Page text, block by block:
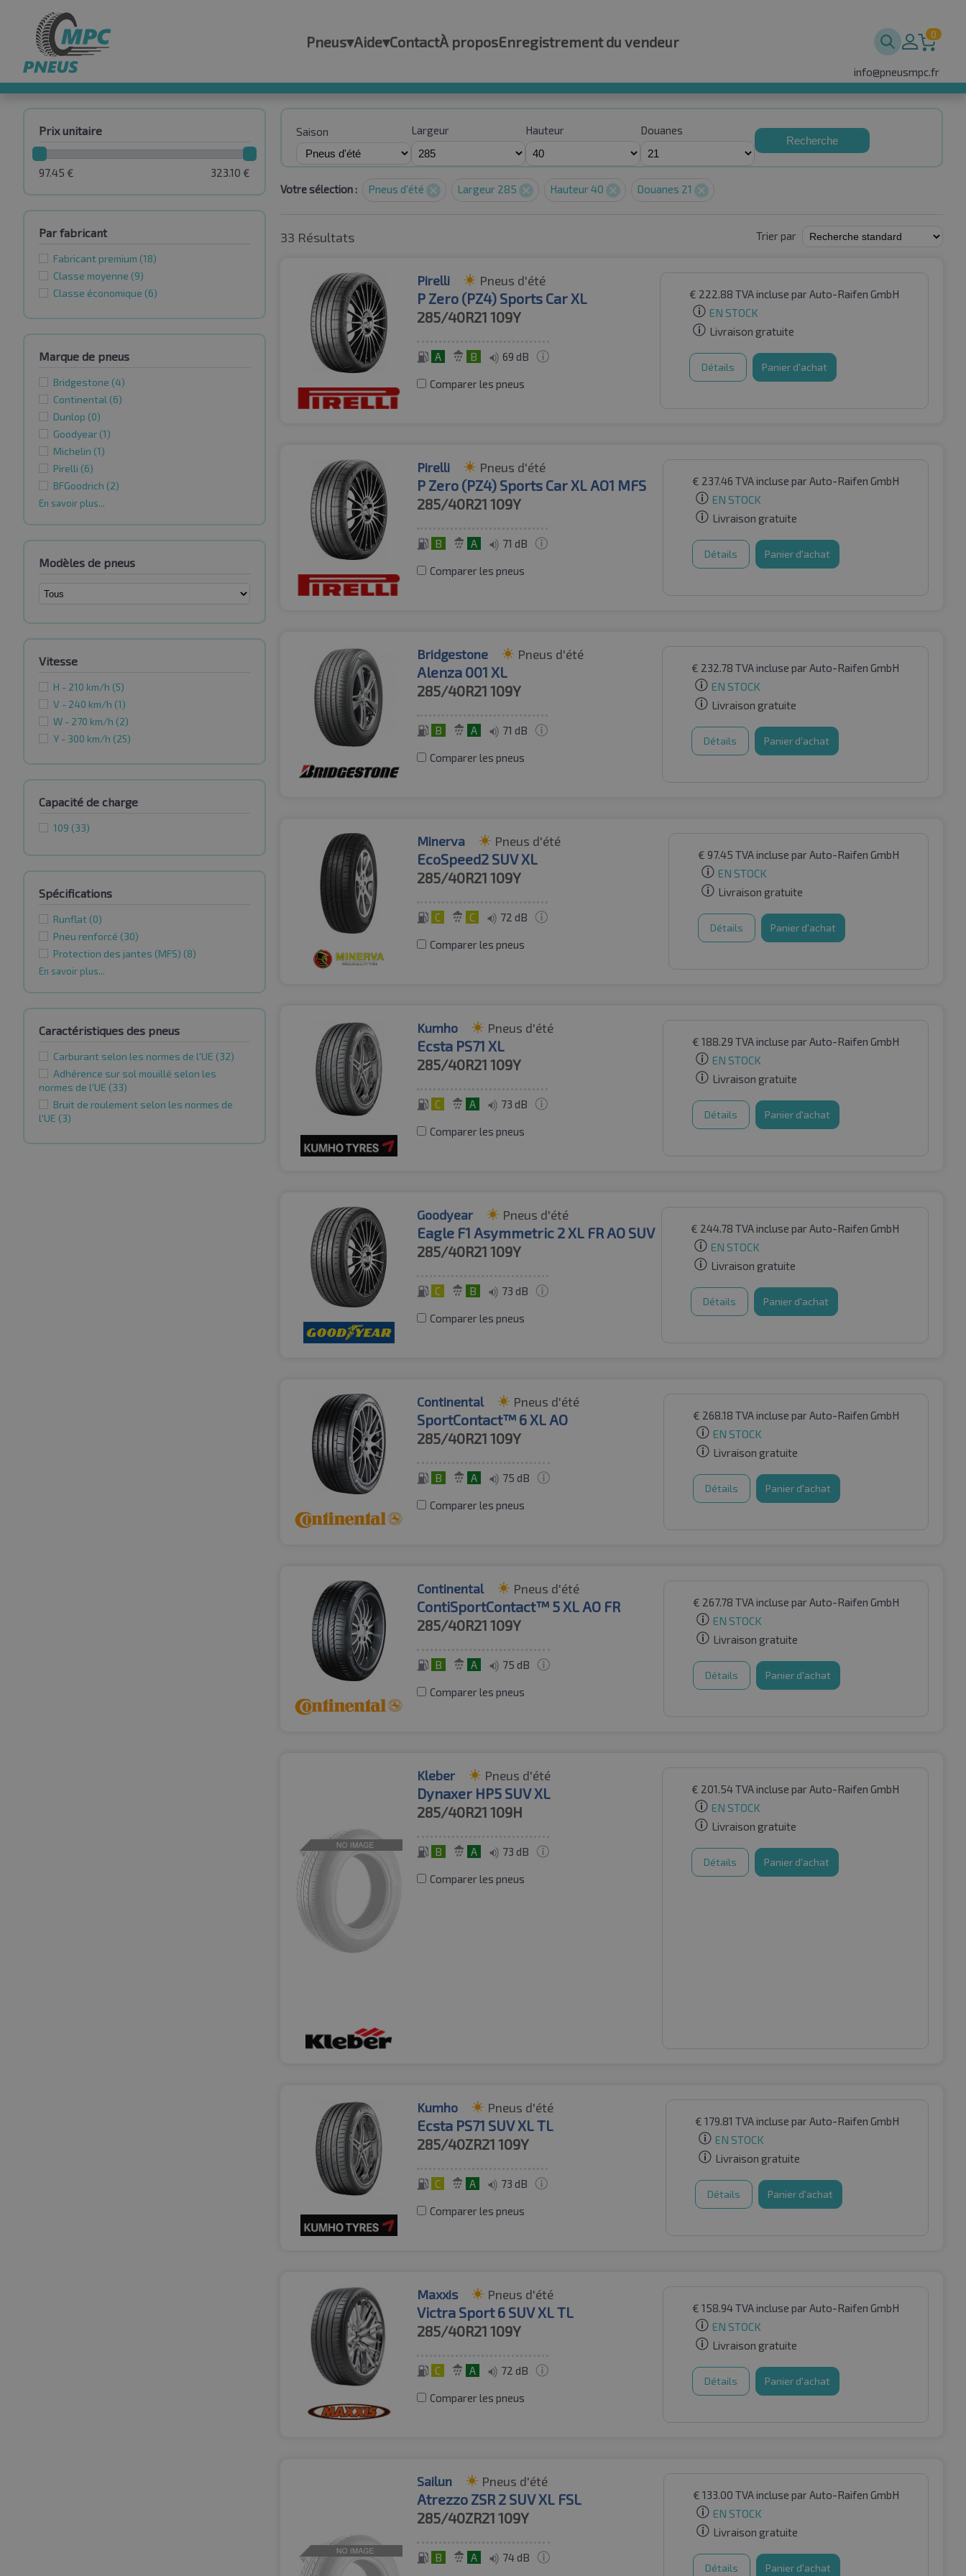
Pneus▾Aide▾ContactÀ proposEnregistrement du vendeur 0
info@pneusmpc.fr
Prix unitaire
323.10 €
97.45 €
Par fabricant
Fabricant premium (18)
Classe moyenne (9)
Classe économique (6)
Marque de pneus
Bridgestone (4)
Continental (6)
Dunlop (0)
Goodyear (1)
Michelin (1)
Pirelli (6)
BFGoodrich (2)
En savoir plus...
Modèles de pneus
Vitesse
H - 210 km/h (5)
V - 240 km/h (1)
W - 270 km/h (2)
Y - 300 km/h (25)
Capacité de charge
109 (33)
Spécifications
Runflat (0)
Pneu renforcé (30)
Protection des jantes (MFS) (8)
En savoir plus...
Caractéristiques des pneus
Carburant selon les normes de l'UE (32)
Adhérence sur sol mouillé selon les
normes de l'UE (33)
Bruit de roulement selon les normes de
l'UE (3)
Saison Largeur Hauteur Douanes
Recherche
Votre sélection : Pneus d'été Largeur 285 Hauteur 40 Douanes 21
33 Résultats Trier par
Pirelli Pneus d'été
P Zero (PZ4) Sports Car XL
285/40R21 109Y
A B 69 dB
Comparer les pneus
€ 222.88 TVA incluse par Auto-Raifen GmbH
EN STOCK
Livraison gratuite
Détails Panier d'achat
Pirelli Pneus d'été
P Zero (PZ4) Sports Car XL AO1 MFS
285/40R21 109Y
B A 71 dB
Comparer les pneus
€ 237.46 TVA incluse par Auto-Raifen GmbH
EN STOCK
Livraison gratuite
Détails Panier d'achat
Bridgestone Pneus d'été
Alenza 001 XL
285/40R21 109Y
B A 71 dB
Comparer les pneus
€ 232.78 TVA incluse par Auto-Raifen GmbH
EN STOCK
Livraison gratuite
Détails Panier d'achat
Minerva Pneus d'été
EcoSpeed2 SUV XL
285/40R21 109Y
C C 72 dB
Comparer les pneus
€ 97.45 TVA incluse par Auto-Raifen GmbH
EN STOCK
Livraison gratuite
Détails Panier d'achat
Kumho Pneus d'été
Ecsta PS71 XL
285/40R21 109Y
C A 73 dB
Comparer les pneus
€ 188.29 TVA incluse par Auto-Raifen GmbH
EN STOCK
Livraison gratuite
Détails Panier d'achat
Goodyear Pneus d'été
Eagle F1 Asymmetric 2 XL FR AO SUV
285/40R21 109Y
C B 73 dB
Comparer les pneus
€ 244.78 TVA incluse par Auto-Raifen GmbH
EN STOCK
Livraison gratuite
Détails Panier d'achat
Continental Pneus d'été
SportContact™ 6 XL AO
285/40R21 109Y
B A 75 dB
Comparer les pneus
€ 268.18 TVA incluse par Auto-Raifen GmbH
EN STOCK
Livraison gratuite
Détails Panier d'achat
Continental Pneus d'été
ContiSportContact™ 5 XL AO FR
285/40R21 109Y
B A 75 dB
Comparer les pneus
€ 267.78 TVA incluse par Auto-Raifen GmbH
EN STOCK
Livraison gratuite
Détails Panier d'achat
Kleber Pneus d'été
Dynaxer HP5 SUV XL
285/40R21 109H
B A 73 dB
Comparer les pneus
€ 201.54TVA incluse par Auto-Raifen GmbH
EN STOCK
Livraison gratuite
Détails Panier d'achat
Kumho Pneus d'été
Ecsta PS71 SUV XL TL
285/40ZR21 109Y
C A 73 dB
Comparer les pneus
€ 179.81 TVA incluse par Auto-Raifen GmbH
EN STOCK
Livraison gratuite
Détails Panier d'achat
Maxxis Pneus d'été
Victra Sport 6 SUV XL TL
285/40R21 109Y
C A 72 dB
Comparer les pneus
€ 158.94TVA incluse par Auto-Raifen GmbH
EN STOCK
Livraison gratuite
Détails Panier d'achat
Sailun Pneus d'été
Atrezzo ZSR 2 SUV XL FSL
285/40ZR21 109Y
B A 74 dB
€ 133.00 TVA incluse par Auto-Raifen GmbH
EN STOCK
Livraison gratuite
Détails Panier d'achat